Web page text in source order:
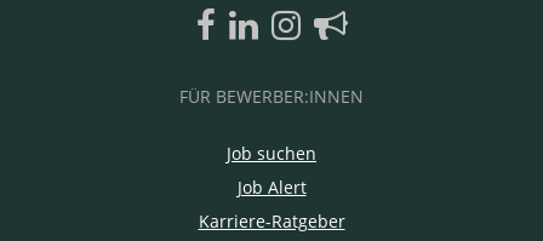
FÜR BEWERBER:INNEN
Job suchen
Job Alert
Karriere-Ratgeber